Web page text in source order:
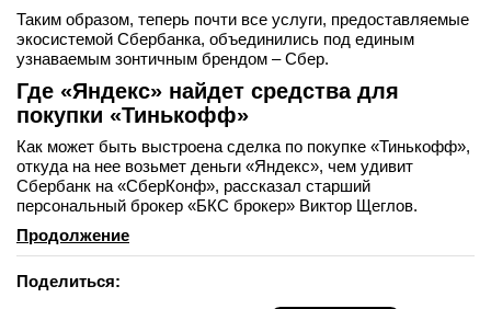
Таким образом, теперь почти все услуги, предоставляемые
экосистемой Сбербанка, объединились под единым
узнаваемым зонтичным брендом – Сбер.
Где «Яндекс» найдет средства для
покупки «Тинькофф»
Как может быть выстроена сделка по покупке «Тинькофф»,
откуда на нее возьмет деньги «Яндекс», чем удивит
Сбербанк на «СберКонф», рассказал старший
персональный брокер «БКС брокер» Виктор Щеглов.
Продолжение
Поделиться: